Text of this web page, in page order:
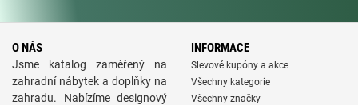
O NÁS
Jsme katalog zaměřený na
zahradní nábytek a doplňky na
zahradu. Nabízíme designový
INFORMACE
Slevové kupóny a akce
Všechny kategorie
Všechny značky